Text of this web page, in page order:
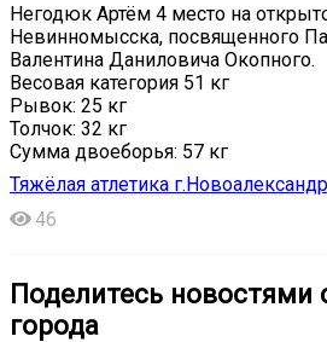
Негодюк Артём 4 место на
Невинномысска, посвященного
Валентина Даниловича Окопного.
Весовая категория 51 кг
Рывок: 25 кг
Толчок: 32 кг
Сумма двоеборья: 57 кг
Тяжёлая атлетика
46
Поделитесь новостями
города